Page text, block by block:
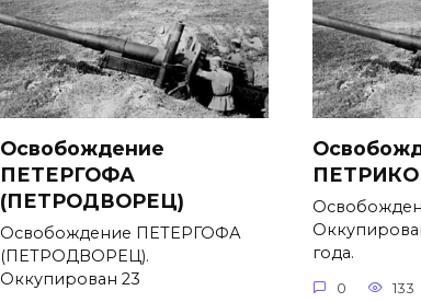
Освобождение
ПЕТЕРГОФА
(ПЕТРОДВОРЕЦ)
Освобождение ПЕТЕРГОФА
(ПЕТРОДВОРЕЦ).
Оккупирован 23
года.
0 133